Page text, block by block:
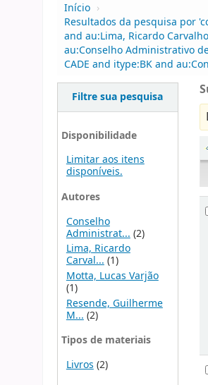
Início ›
Resultados da pesquisa por
and au:Lima, Ricardo
au:Conselho Administrativo
CADE and itype:BK and
Filtre sua pesquisa
Disponibilidade
Limitar aos itens
disponíveis.
Autores
Conselho
Administrat... (2)
Lima, Ricardo
Carval...(1)
Motta, Lucas Varjão
(1)
Resende, Guilherme
M... (2)
Tipos de materiais
Livros (2)